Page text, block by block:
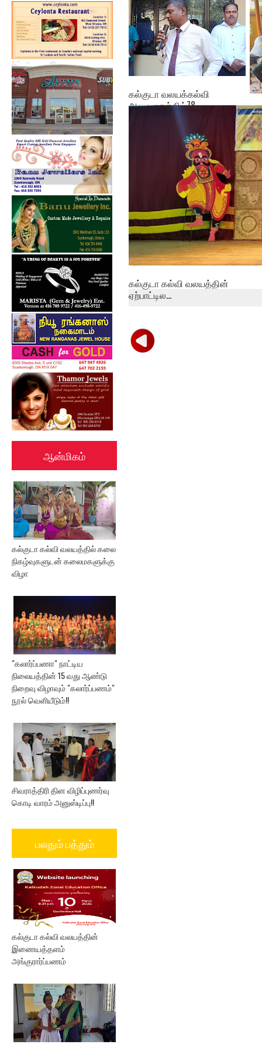
ஆன்மிகம்
கல்குடா கல்வி வலயத்தில் கலை
நிகழ்வுகளுடன் கலைமகளுக்கு
விழா
"கலார்ப்பணா" நாட்டிய
நிலையத்தின் 15 வது ஆண்டு
நிறைவு விழாவும் "கலார்ப்பணம்"
நூல் வெளியீடும்!!
சிவராத்திரி தின விழிப்புணர்வு
கொடி வாரம் அனுஸ்டிப்பு!!
பலதும் பத்தும்
கல்குடா கல்வி வலயத்தின்
இணையத்தளம்
அங்குரார்ப்பணம்
கல்குடா வலயக்கல்வி
அலுவலகத்தில்78 ...
கல்குடா கல்வி வலயத்தின்
ஏற்பாட்டில...